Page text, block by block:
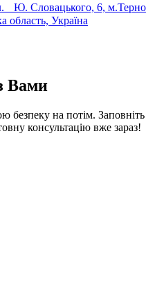
Ю. Словацького, 6,
область, Україна
Вами
безпеку на потім.
консультацію вже зараз!